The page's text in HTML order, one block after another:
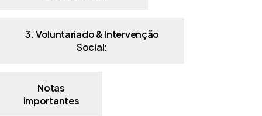
3. Voluntariado & Intervenção
Social:
Notas
importantes